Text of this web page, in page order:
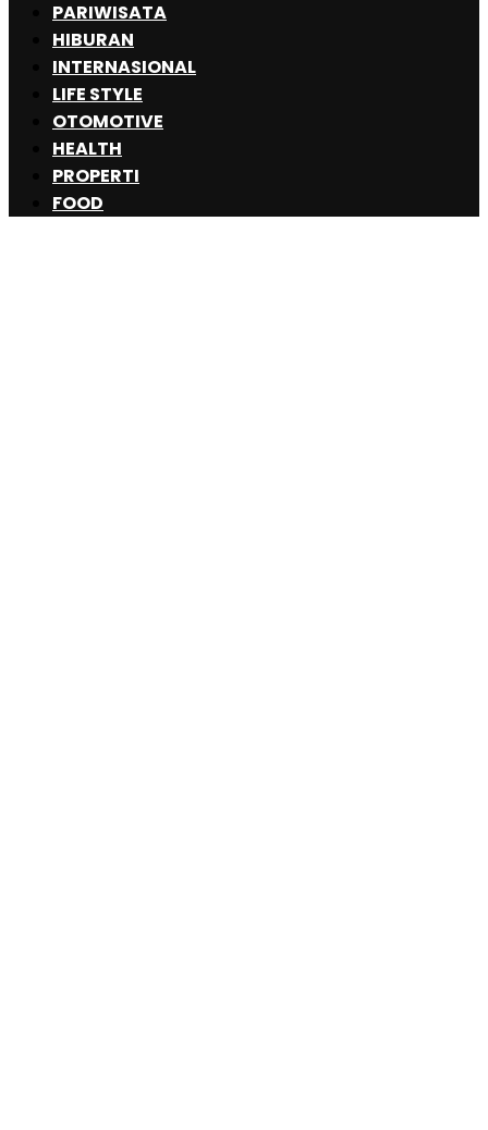
PARIWISATA
HIBURAN
INTERNASIONAL
LIFE STYLE
OTOMOTIVE
HEALTH
PROPERTI
FOOD